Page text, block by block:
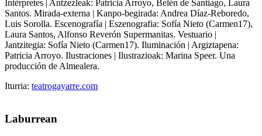
Intérpretes | Antzezleak: Patricia Arroyo, Belén de Santiago, Laura
Santos. Mirada-externa | Kanpo-begirada: Andrea Díaz-Reboredo,
Luis Sorolla. Escenografía | Eszenografia: Sofía Nieto (Carmen17),
Laura Santos, Alfonso Reverón Supermanitas. Vestuario |
Jantzitegia: Sofía Nieto (Carmen17). Iluminación | Argiztapena:
Patricia Arroyo. Ilustraciones | Ilustrazioak: Marina Speer. Una
producción de Almealera.
Iturria: teatrogayarre.com
Laburrean